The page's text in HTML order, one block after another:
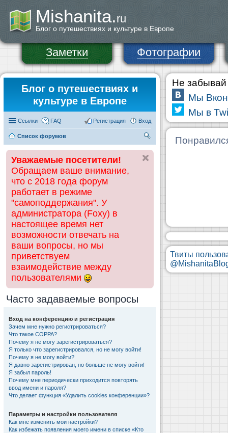
Mishanita.ru
Блог о путешествиях и культуре в Европе
Заметки Фотографии
Блог о путешествиях и
культуре в Европе
Ссылки FAQ Вход
Регистрация
Список форумов
ск
Уважаемые посетители!
Обращаем ваше внимание,
что с 2018 года форум
работает в режиме
"самоподдержания". У
администратора (Foxy) в
настоящее время нет
возможности отвечать на
ваши вопросы, но мы
приветствуем
взаимодействие между
пользователями
Часто задаваемые вопросы
Вход на конференцию и регистрация
Зачем мне нужно регистрироваться?
Что такое COPPA?
Почему я не могу зарегистрироваться?
Я только что зарегистрировался, но не могу войти!
Почему я не могу войти?
Я давно зарегистрирован, но больше не могу войти!
Я забыл пароль!
Почему мне периодически приходится повторять
ввод имени и пароля?
Что делает функция «Удалить cookies конференции»?
Параметры и настройки пользователя
Как мне изменить мои настройки?
Как избежать появления моего имени в списке «Кто
Не забывай
Мы
Мы в
Твиты